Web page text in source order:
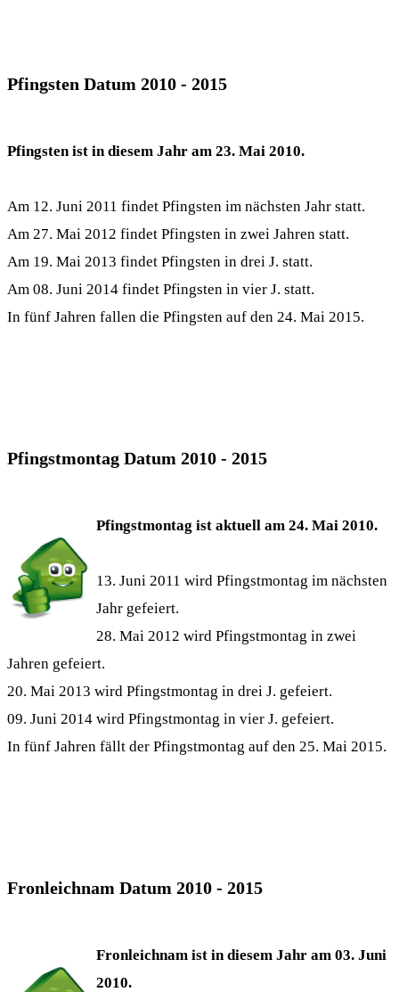
Pfingsten Datum 2010 - 2015
Pfingsten ist in diesem Jahr am 23. Mai 2010.
Am 12. Juni 2011 findet Pfingsten im nächsten Jahr statt.
Am 27. Mai 2012 findet Pfingsten in zwei Jahren statt.
Am 19. Mai 2013 findet Pfingsten in drei J. statt.
Am 08. Juni 2014 findet Pfingsten in vier J. statt.
In fünf Jahren fallen die Pfingsten auf den 24. Mai 2015.
Pfingstmontag Datum 2010 - 2015
Pfingstmontag ist aktuell am 24. Mai 2010.
13. Juni 2011 wird Pfingstmontag im nächsten
Jahr gefeiert.
28. Mai 2012 wird Pfingstmontag in zwei
Jahren gefeiert.
20. Mai 2013 wird Pfingstmontag in drei J. gefeiert.
09. Juni 2014 wird Pfingstmontag in vier J. gefeiert.
In fünf Jahren fällt der Pfingstmontag auf den 25. Mai 2015.
Fronleichnam Datum 2010 - 2015
Fronleichnam ist in diesem Jahr am 03. Juni
2010.